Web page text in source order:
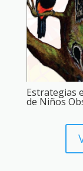
Estrategias
de Niños